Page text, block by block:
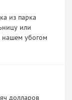
из парка
или
нашем убогом
долларов